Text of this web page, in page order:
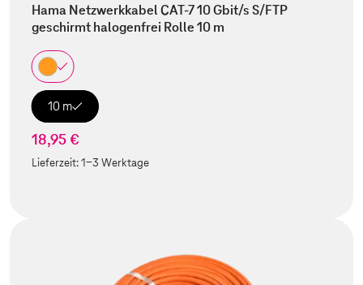
Hama Netzwerkkabel CAT-7 10 Gbit/s S/FTP
geschirmt halogenfrei Rolle 10 m
10 m
18,95 €
Lieferzeit:1-3 Werktage